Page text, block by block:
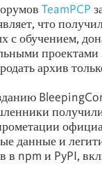
TeamPCP
что
с обучением,
архив
данные и
в npm и PyPI,